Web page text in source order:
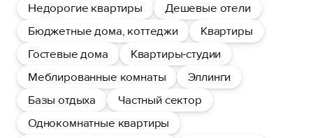
Недорогие квартиры
Дешевые отели
Бюджетные дома, коттеджи
Квартиры
Гостевые дома
Квартиры-студии
Меблированные комнаты
Эллинги
Базы отдыха
Частный сектор
Однокомнатные квартиры